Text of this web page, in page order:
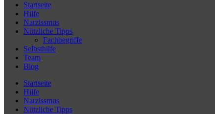
Startseite
Hilfe
Narzissmus
Nützliche Tipps
Fachbegriffe
Selbsthilfe
Team
Blog
Startseite
Hilfe
Narzissmus
Nützliche Tipps